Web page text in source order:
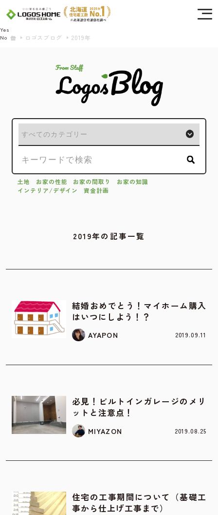
ロゴスブログ 2019年
土地 お家の性能 お家の間取り
お家の知識
インテリア/デザイン
資金計画
2019年の記事一覧
結婚おめでとう！マイホーム購入
はいつにしよう！？
AYAPON 2019.09.11
必見！ビルトインガレージのメリ
ットと注意点！
MIYAZON 2019.08.25
住宅の工事期間について（基礎工
事から仕上げ工事まで）
Cookie を使用して、お客様の活動を追跡してもよろしいですか? 当社ではお客様の
プライバシーを極めて重視しています。詳細について、およびご質問がある場合
は、当社のプライバシーポリシーをご覧ください。
Yes
No